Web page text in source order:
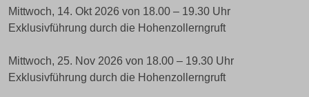
Mittwoch, 14. Okt 2026 von 18.00 – 19.30 Uhr
Exklusivführung durch die Hohenzollerngruft
Mittwoch, 25. Nov 2026 von 18.00 – 19.30 Uhr
Exklusivführung durch die Hohenzollerngruft